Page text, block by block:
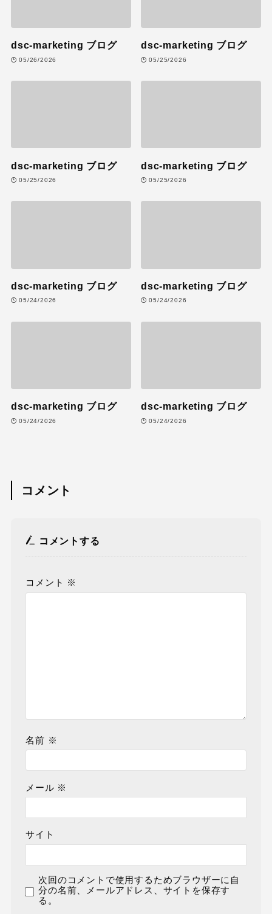
dsc-marketing ブログ
05/26/2026
dsc-marketing ブログ
05/25/2026
dsc-marketing ブログ
05/25/2026
dsc-marketing ブログ
05/25/2026
dsc-marketing ブログ
05/24/2026
dsc-marketing ブログ
05/24/2026
dsc-marketing ブログ
05/24/2026
dsc-marketing ブログ
05/24/2026
コメント
コメントする
コメント ※
名前 ※
メール ※
サイト
次回のコメントで使用するためブラウザーに自
分の名前、メールアドレス、サイトを保存す
る。